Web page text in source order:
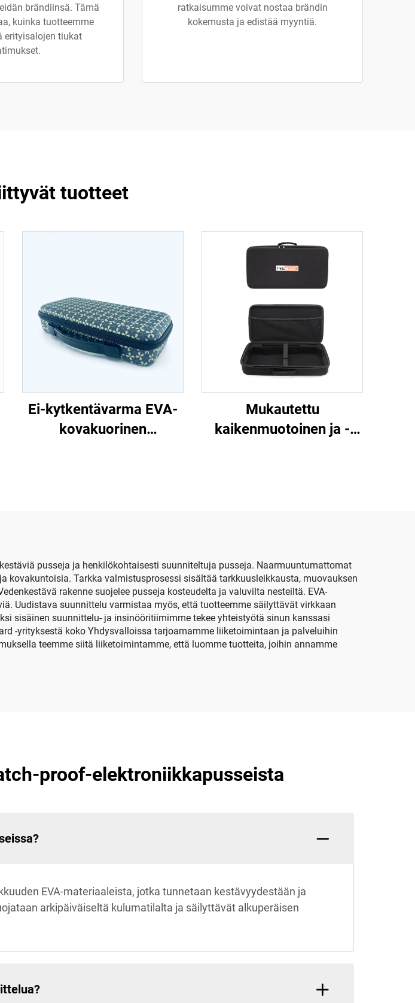
brändiinsä. Tämä
kuinka tuotteemme
erityisalojen tiukat
ratkaisumme voivat nostaa brändin
kokemusta ja edistää myyntiä.
tuotteet
Ei-kytkentävarma EVA-
kovakuorinen
Mukautettu
kaikenmuotoinen ja -
pusseja ja henkilökohtaisesti suunniteltuja pusseja. Naarmuuntumattomat
kovakuntoisia. Tarkka valmistusprosessi sisältää tarkkuusleikkausta, muovauksen
rakenne suojelee pusseja kosteudelta ja valuvilta nesteiltä. EVA-
Uudistava suunnittelu varmistaa myös, että tuotteemme säilyttävät virkkaan
sisäinen suunnittelu- ja insinööritiimimme tekee yhteistyötä sinun kanssasi
-yrityksestä koko Yhdysvalloissa tarjoamamme liiketoimintaan ja palveluihin
teemme siitä liiketoimintamme, että luomme tuotteita, joihin annamme
proof-elektroniikkapusseista
EVA-materiaaleista, jotka tunnetaan kestävyydestään ja
arkipäiväiseltä kulumatilalta ja säilyttävät alkuperäisen